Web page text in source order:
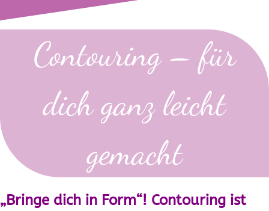
Contouring – für
dich ganz leicht
gemacht
„Bringe dich in Form“! Contouring ist